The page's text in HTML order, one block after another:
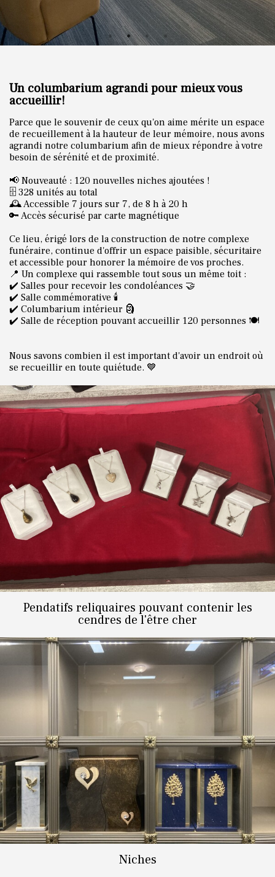
Un columbarium agrandi pour mieux vous
accueillir!
Parce que le souvenir de ceux qu'on aime mérite un espace
de recueillement à la hauteur de leur mémoire, nous avons
agrandi notre columbarium afin de mieux répondre à votre
besoin de sérénité et de proximité.
📢 Nouveauté : 120 nouvelles niches ajoutées !
🗄️ 328 unités au total
🕰️ Accessible 7 jours sur 7, de 8 h à 20 h
🔑 Accès sécurisé par carte magnétique
Ce lieu, érigé lors de la construction de notre complexe
funéraire, continue d'offrir un espace paisible, sécuritaire
et accessible pour honorer la mémoire de vos proches.
📍 Un complexe qui rassemble tout sous un même toit :
✔️ Salles pour recevoir les condoléances 🤝
✔️ Salle commémorative 🕯️
✔️ Columbarium intérieur 🗿
✔️ Salle de réception pouvant accueillir 120 personnes 🍽️
Nous savons combien il est important d'avoir un endroit où
se recueillir en toute quiétude. 💙
Pendatifs reliquaires pouvant contenir les
cendres de l'être cher
Niches